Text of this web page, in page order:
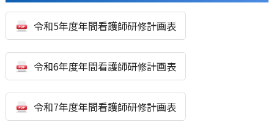
令和5年度年間看護師研修計画表
令和6年度年間看護師研修計画表
令和7年度年間看護師研修計画表